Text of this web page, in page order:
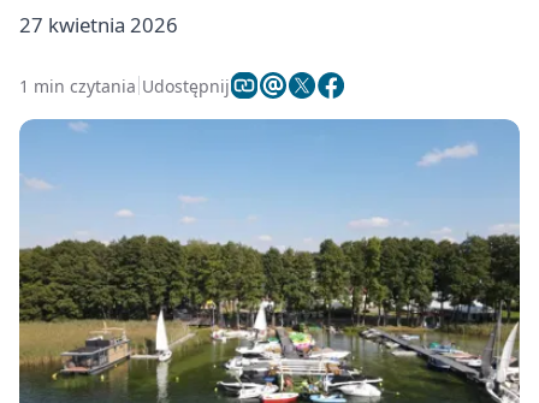
27 kwietnia 2026
1 min czytania Udostępnij